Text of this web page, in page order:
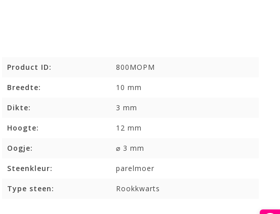
Product ID: 800MOPM
Breedte: 10 mm
Dikte: 3 mm
Hoogte: 12 mm
Oogje: ⌀ 3 mm
Steenkleur: parelmoer
Type steen: Rookkwarts